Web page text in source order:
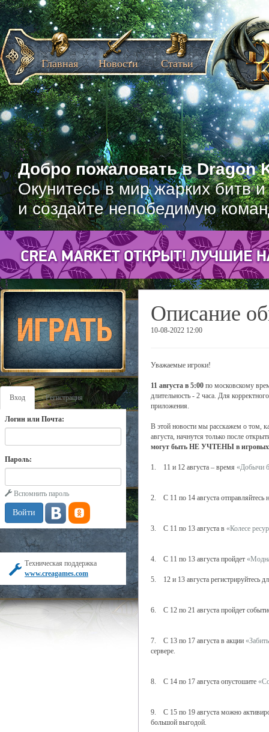
Добро пожаловать в Dragon
Окунитесь в мир жарких битв
и создайте непобедимую
Главная Новости Статьи
Вход Регистрация
Логин или Почта:
Пароль:
Вспомнить пароль
Техническая поддержка
www.creagames.com
Описание
10-08-2022 12:00
Уважаемые игроки!
11 августа в 5:00 по московскому
длительность - 2 часа. Для
приложения.
В этой новости мы расскажем о том,
августа, начнутся только после
могут быть НЕ УЧТЕНЫ в игровых
1. 11 и 12 августа – время «Добычи
2. С 11 по 14 августа отправляйтесь
3. С 11 по 13 августа в «Колесе
4. С 11 по 13 августа пройдет
5. 12 и 13 августа регистрируйтесь
6. С 12 по 21 августа пройдет
7. С 13 по 17 августа в акции
сервере.
8. С 14 по 17 августа опустошите
9. С 15 по 19 августа можно
большой выгодой.